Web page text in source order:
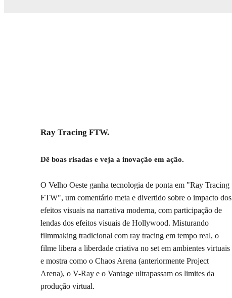
Ray Tracing FTW.
Dê boas risadas e veja a inovação em ação.
O Velho Oeste ganha tecnologia de ponta em "Ray Tracing
FTW", um comentário meta e divertido sobre o impacto dos
efeitos visuais na narrativa moderna, com participação de
lendas dos efeitos visuais de Hollywood. Misturando
filmmaking tradicional com ray tracing em tempo real, o
filme libera a liberdade criativa no set em ambientes virtuais
e mostra como o Chaos Arena (anteriormente Project
Arena), o V-Ray e o Vantage ultrapassam os limites da
produção virtual.